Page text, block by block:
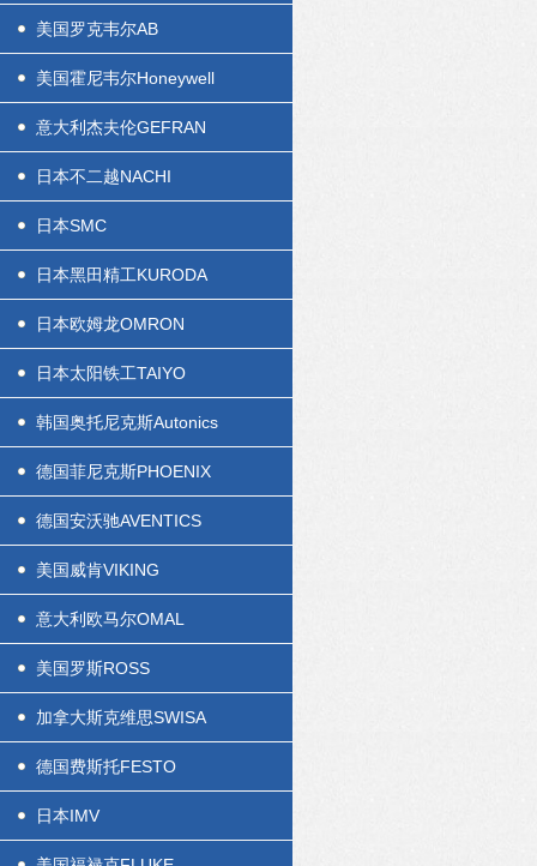
美国罗克韦尔AB
美国霍尼韦尔Honeywell
意大利杰夫伦GEFRAN
日本不二越NACHI
日本SMC
日本黑田精工KURODA
日本欧姆龙OMRON
日本太阳铁工TAIYO
韩国奥托尼克斯Autonics
德国菲尼克斯PHOENIX
德国安沃驰AVENTICS
美国威肯VIKING
意大利欧马尔OMAL
美国罗斯ROSS
加拿大斯克维思SWISA
德国费斯托FESTO
日本IMV